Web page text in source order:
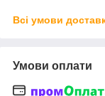
Всі умови
Умови оплати